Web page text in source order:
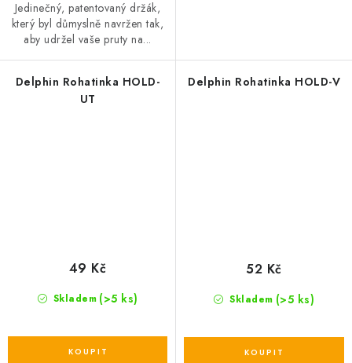
Jedinečný, patentovaný držák,
který byl důmyslně navržen tak,
aby udržel vaše pruty na...
Delphin Rohatinka HOLD-
UT
Skladem (>5 ks)
49 Kč
Delphin Rohatinka HOLD-V
Skladem (>5 ks)
52 Kč